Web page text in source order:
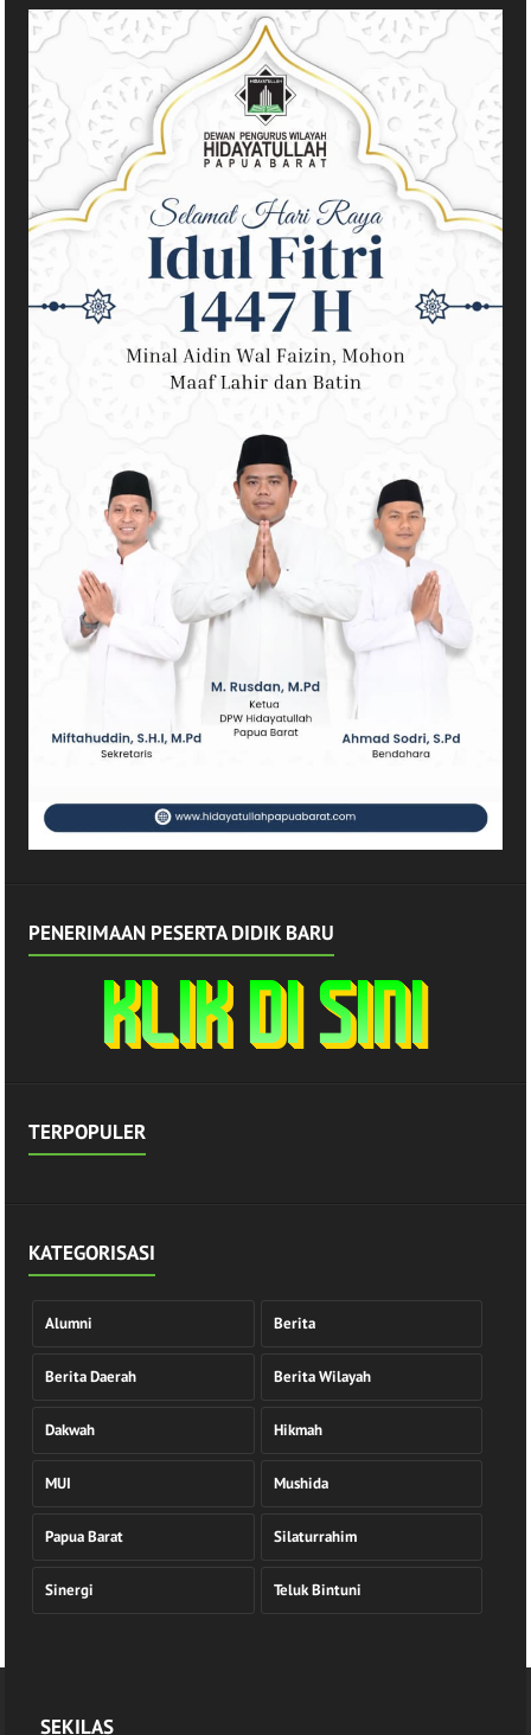
PENERIMAAN PESERTA DIDIK BARU
TERPOPULER
KATEGORISASI
Alumni Berita
Berita Daerah Berita Wilayah
Dakwah Hikmah
MUI Mushida
Papua Barat Silaturrahim
Sinergi Teluk Bintuni
SEKILAS